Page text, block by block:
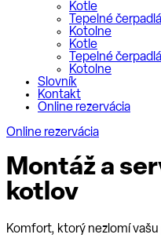
Kotle
Tepelné čerpadlá
Kotolne
Kotle
Tepelné čerpadlá
Kotolne
Slovník
Kontakt
Online rezervácia
Online rezervácia
Montáž a
kotlov
Komfort, ktorý nezlomí